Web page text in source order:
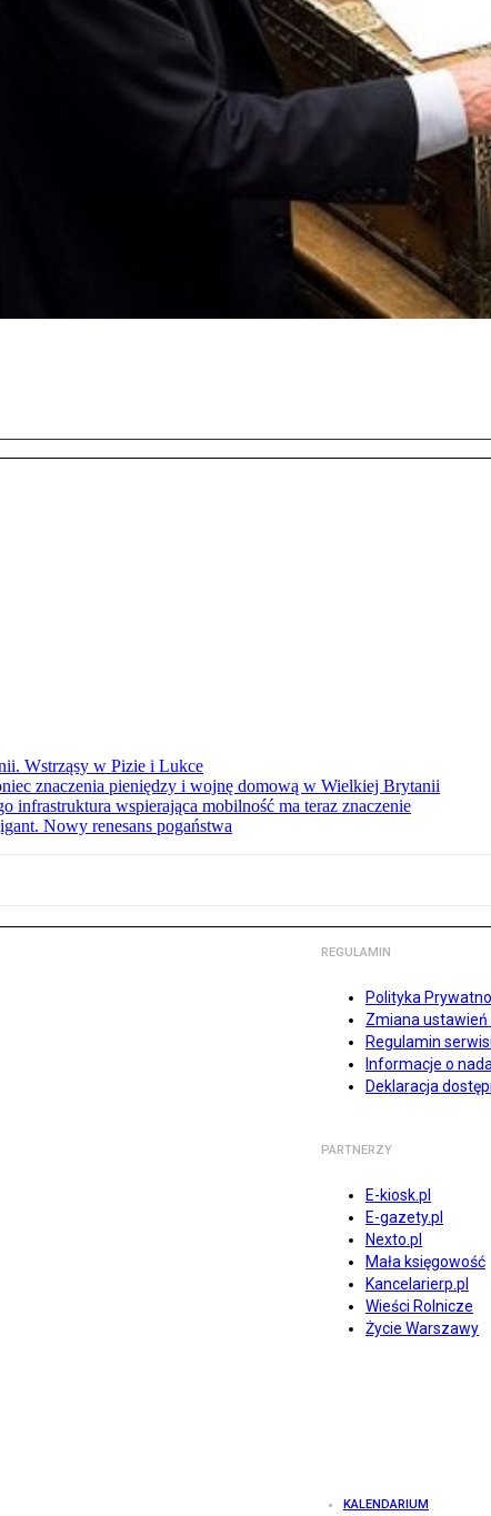
Wstrząsy w Pizie i Lukce
znaczenia pieniędzy i wojnę domową w Wielkiej Brytanii
infrastruktura wspierająca mobilność ma teraz znaczenie
Nowy renesans pogaństwa
REGULAMIN
Polityka
Zmiana ustawień
Regulamin
Informacje o
Deklaracja
PARTNERZY
E-kiosk.pl
E-gazety.pl
Nexto.pl
Mała księgowość
Kancelarierp.pl
Wieści Rolnicze
Życie Warszawy
KALENDARIUM